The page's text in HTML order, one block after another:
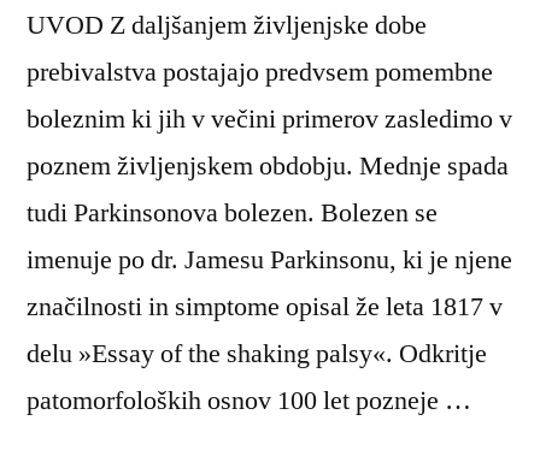
UVOD Z daljšanjem življenjske dobe
prebivalstva postajajo predvsem pomembne
boleznim ki jih v večini primerov zasledimo v
poznem življenjskem obdobju. Mednje spada
tudi Parkinsonova bolezen. Bolezen se
imenuje po dr. Jamesu Parkinsonu, ki je njene
značilnosti in simptome opisal že leta 1817 v
delu »Essay of the shaking palsy«. Odkritje
patomorfoloških osnov 100 let pozneje …